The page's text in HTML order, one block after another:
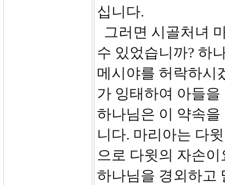
십니다.
그러면 시골처녀
수 있었습니까? 하
메시야를 허락하시
가 잉태하여 아들
하나님은 이 약속
니다. 마리아는 다
으로 다윗의 자손
하나님을 경외하고